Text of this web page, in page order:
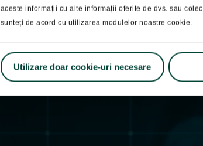
aceste informații cu alte informații oferite de dvs. sau
sunteți de acord cu utilizarea modulelor noastre cookie.
Utilizare doar cookie-uri necesare
Pastila